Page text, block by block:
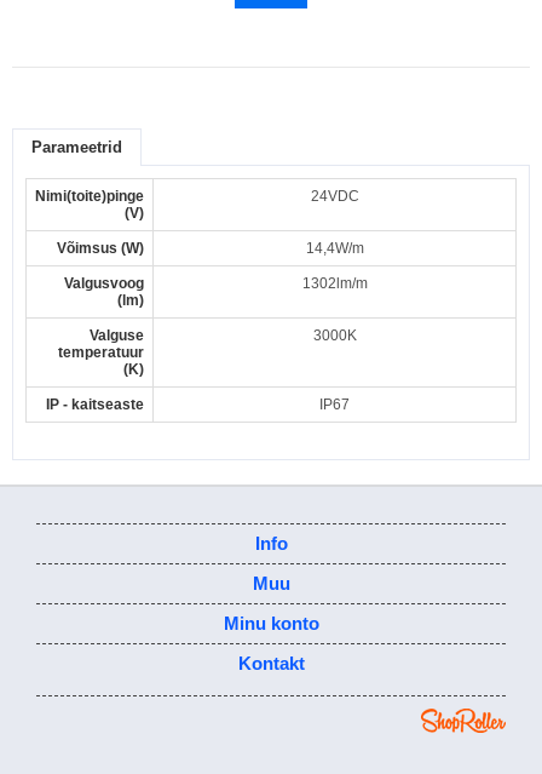
Parameetrid
Nimi(toite)pinge
(V)
24VDC
Võimsus (W) 14,4W/m
Valgusvoog
(lm)
1302lm/m
Valguse
temperatuur
(K)
3000K
IP - kaitseaste IP67
Info
Muu
Minu konto
Kontakt